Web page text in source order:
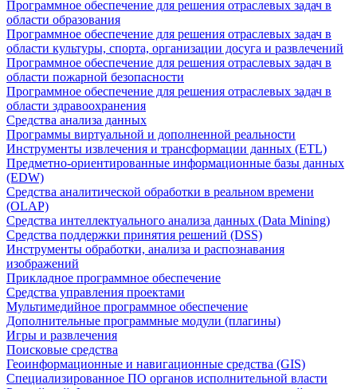
Программное обеспечение для решения отраслевых задач в
области образования
Программное обеспечение для решения отраслевых задач в
области культуры, спорта, организации досуга и развлечений
Программное обеспечение для решения отраслевых задач в
области пожарной безопасности
Программное обеспечение для решения отраслевых задач в
области здравоохранения
Средства анализа данных
Программы виртуальной и дополненной реальности
Инструменты извлечения и трансформации данных (ETL)
Предметно-ориентированные информационные базы данных
(EDW)
Средства аналитической обработки в реальном времени
(OLAP)
Средства интеллектуального анализа данных (Data Mining)
Средства поддержки принятия решений (DSS)
Инструменты обработки, анализа и распознавания
изображений
Прикладное программное обеспечение
Средства управления проектами
Мультимедийное программное обеспечение
Дополнительные программные модули (плагины)
Игры и развлечения
Поисковые средства
Геоинформационные и навигационные средства (GIS)
Специализированное ПО органов исполнительной власти